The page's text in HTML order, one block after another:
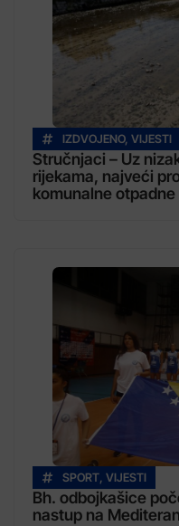
IZDVOJENO, VIJESTI
Stručnjaci – Uz
rijekama, najveći
komunalne otpadne
SPORT, VIJESTI
Bh. odbojkašice
nastup na